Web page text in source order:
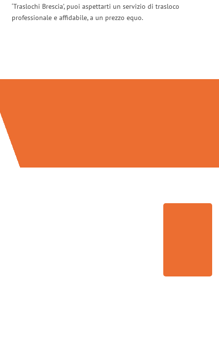
‘Traslochi Brescia’, puoi aspettarti un servizio di trasloco
professionale e affidabile, a un prezzo equo.